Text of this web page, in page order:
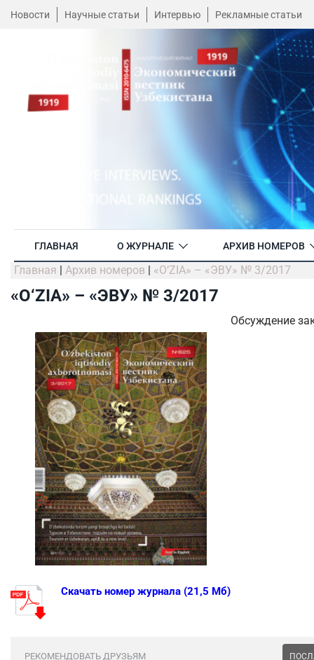
Новости Научные статьи Интервью Рекламные статьи
ГЛАВНАЯ О ЖУРНАЛЕ АРХИВ НОМЕРОВ
Главная | Архив номеров | «O‘ZIA» – «ЭВУ» № 3/2017
«O‘ZIA» – «ЭВУ» № 3/2017
Скачать номер журнала (21,5 Мб)
РЕКОМЕНДОВАТЬ ДРУЗЬЯМ
Обсуждение